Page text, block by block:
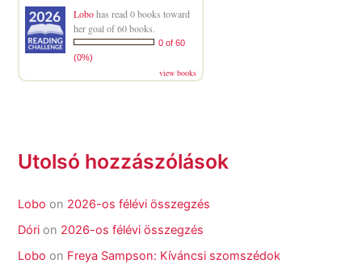
Lobohas read 0 books toward
her goal of 60 books.
0 of 60
(0%)
view books
Utolsó hozzászólások
Lobo on 2026-os félévi összegzés
Dóri on 2026-os félévi összegzés
Lobo on Freya Sampson: Kíváncsi szomszédok